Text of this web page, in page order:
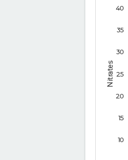
Nitrates
10
15
20
25
30
35
40